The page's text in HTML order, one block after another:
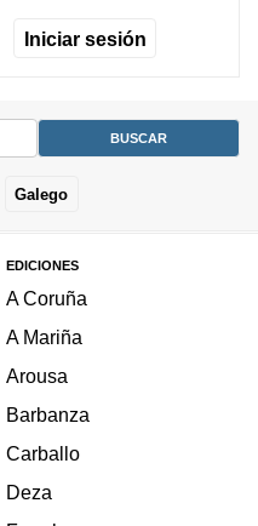
Iniciar sesión
Galego
EDICIONES
A Coruña
A Mariña
Arousa
Barbanza
Carballo
Deza